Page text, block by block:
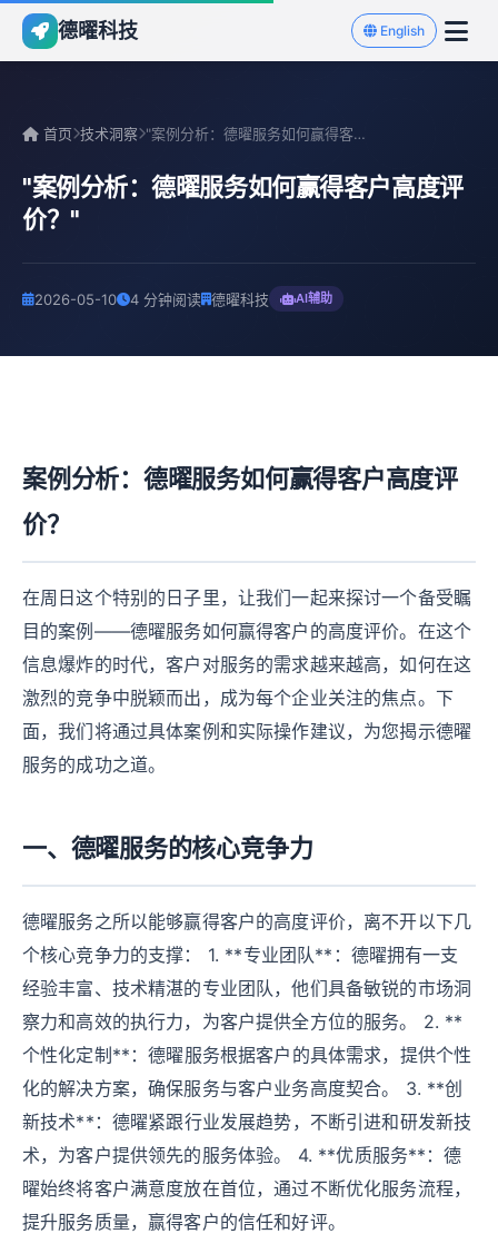
德曜科技 English
首页 技术洞察 "案例分析：德曜服务如何赢得客户高度评价？"
"案例分析：德曜服务如何赢得客户高度评
价？"
2026-05-10 4 分钟阅读 德曜科技 AI辅助
案例分析：德曜服务如何赢得客户高度评
价？
在周日这个特别的日子里，让我们一起来探讨一个备受瞩
目的案例——德曜服务如何赢得客户的高度评价。在这个
信息爆炸的时代，客户对服务的需求越来越高，如何在这
激烈的竞争中脱颖而出，成为每个企业关注的焦点。下
面，我们将通过具体案例和实际操作建议，为您揭示德曜
服务的成功之道。
一、德曜服务的核心竞争力
德曜服务之所以能够赢得客户的高度评价，离不开以下几
个核心竞争力的支撑： 1. **专业团队**：德曜拥有一支
经验丰富、技术精湛的专业团队，他们具备敏锐的市场洞
察力和高效的执行力，为客户提供全方位的服务。 2. **
个性化定制**：德曜服务根据客户的具体需求，提供个性
化的解决方案，确保服务与客户业务高度契合。 3. **创
新技术**：德曜紧跟行业发展趋势，不断引进和研发新技
术，为客户提供领先的服务体验。 4. **优质服务**：德
曜始终将客户满意度放在首位，通过不断优化服务流程，
提升服务质量，赢得客户的信任和好评。